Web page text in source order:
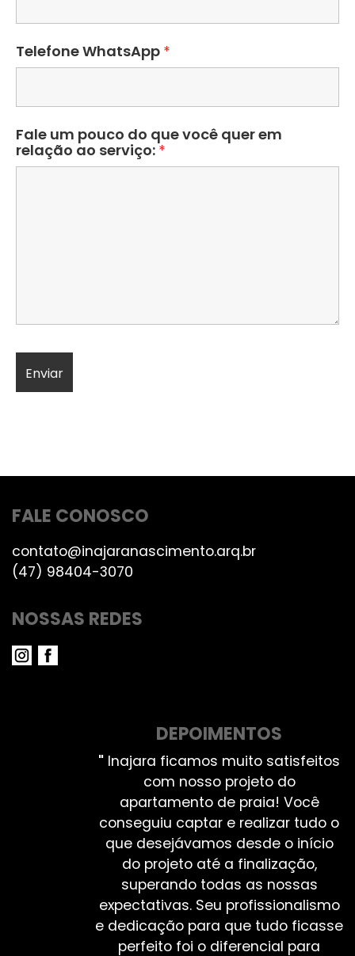
Telefone WhatsApp *
Fale um pouco do que você quer em
relação ao serviço:*
FALE CONOSCO
contato@inajaranascimento.arq.br
(47) 98404-3070
NOSSAS REDES
DEPOIMENTOS
" Inajara ficamos muito satisfeitos
com nosso projeto do
apartamento de praia! Você
conseguiu captar e realizar tudo o
que desejávamos desde o início
do projeto até a finalização,
superando todas as nossas
expectativas. Seu profissionalismo
e dedicação para que tudo ficasse
perfeito foi o diferencial para